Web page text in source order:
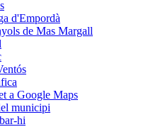
d'Empordà
de Mas Margall
a Google Maps
municipi
hi